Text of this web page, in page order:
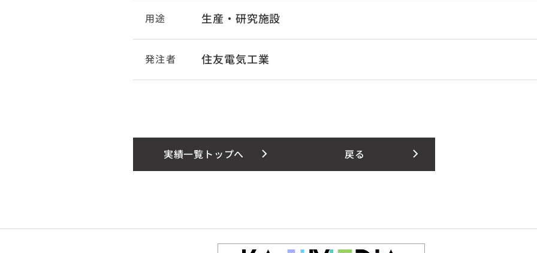
用途 生産・研究施設
発注者 住友電気工業
実績一覧トップへ 戻る